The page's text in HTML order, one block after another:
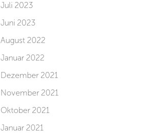
Juli 2023
Juni 2023
August 2022
Januar 2022
Dezember 2021
November 2021
Oktober 2021
Januar 2021